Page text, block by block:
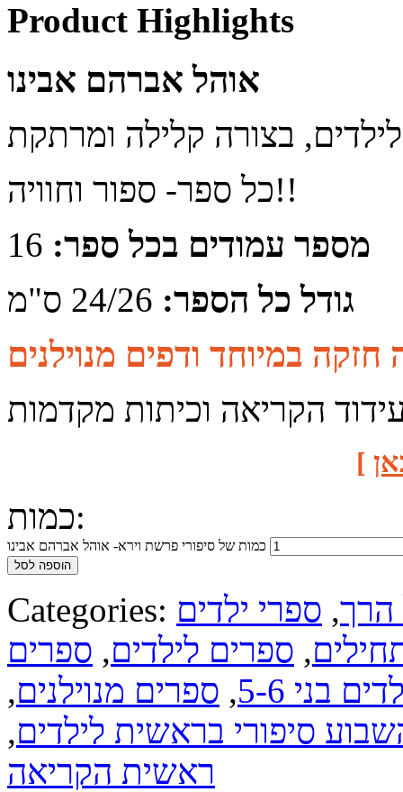
Product Highlights
אוהל אברהם אבינו
כל ספר- ספור וחוויה!!
מספר עמודים בכל ספר:
גודל כל הספר:
הקריאה וכיתות מקדמות
]
כמות:
כמות של סיפורי פרשת וירא- אוהל אברהם אבינו
הוספה לסל
Categories: הרך, ספרי ילדים
, ספרים לילדים, ספרים
בני 5-6
, ספרים מנוילנים,
סיפורי בראשית לילדים,
ראשית הקריאה